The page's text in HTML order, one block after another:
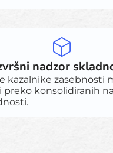
nadzor
kazalnike zasebnosti
konsolidiranih